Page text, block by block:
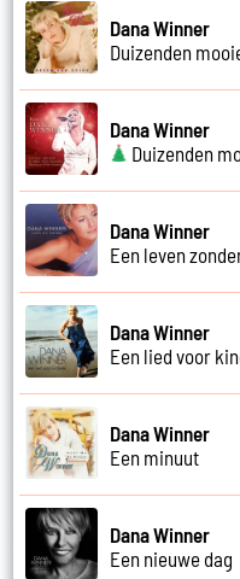
Dana Winner
Duizenden
Dana Winner
Duizenden
Dana Winner
Een leven
Dana Winner
Een lied voor
Dana Winner
Een minuut
Dana Winner
Een nieuwe dag